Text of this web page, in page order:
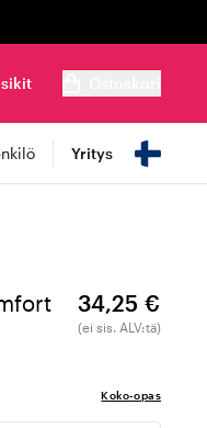
Yritys
34,25 €
(ei sis. ALV:tä)
Koko-opas